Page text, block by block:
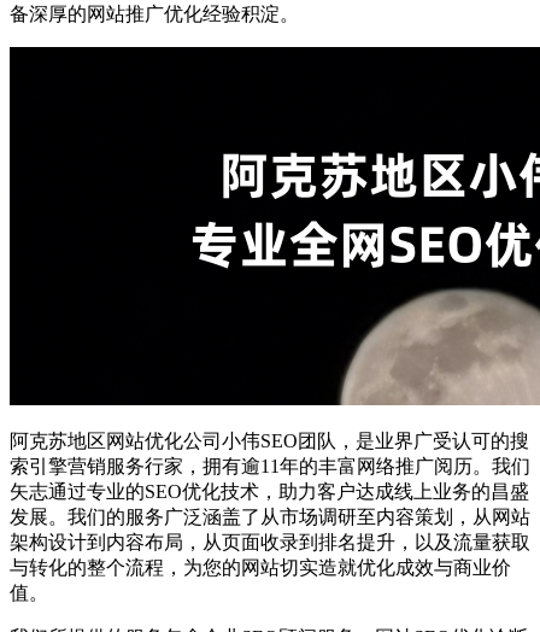
备深厚的网站推广优化经验积淀。
阿克苏地区网站优化公司小伟SEO团队，是业界广受认可的搜
索引擎营销服务行家，拥有逾11年的丰富网络推广阅历。我们
矢志通过专业的SEO优化技术，助力客户达成线上业务的昌盛
发展。我们的服务广泛涵盖了从市场调研至内容策划，从网站
架构设计到内容布局，从页面收录到排名提升，以及流量获取
与转化的整个流程，为您的网站切实造就优化成效与商业价
值。